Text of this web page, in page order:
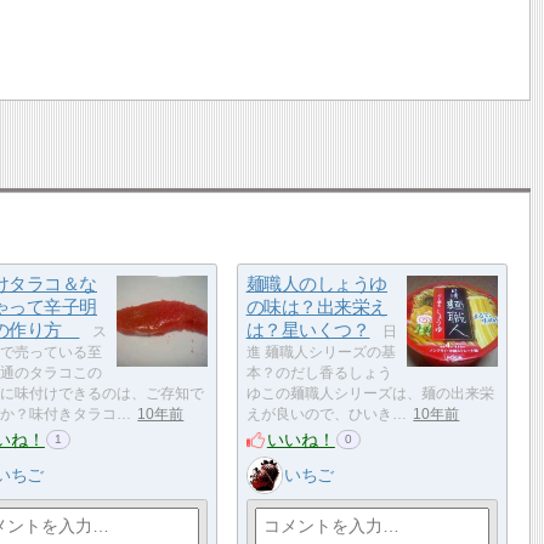
タラコ＆な
って辛子明
作り方
ス
売っている至
のタラコこの
味付けできるのは、ご存知で
？味付きタラコ… 10年前
ね！ 1
ちご
麺職人のしょうゆ
の味は？出来栄え
は？星いくつ？
日
進 麺職人シリーズの基
本？のだし香るしょう
ゆこの麺職人シリーズは、麺の出来栄
えが良いので、ひいき… 10年前
いいね！ 0
いちご